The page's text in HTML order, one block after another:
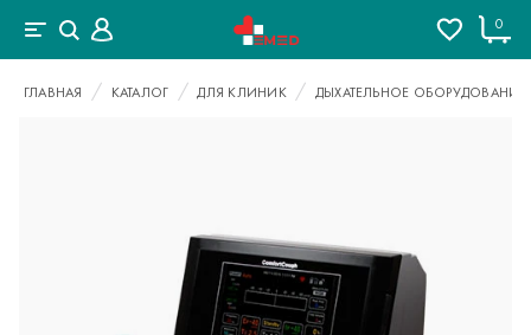
0
ГЛАВНАЯ КАТАЛОГ ДЛЯ КЛИНИК ДЫХАТЕЛЬНОЕ ОБОРУДОВАНИЕ